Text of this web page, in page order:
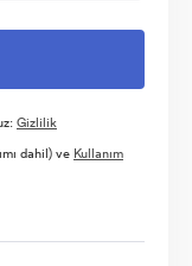
Gizlilik
dahil) ve Kullanım